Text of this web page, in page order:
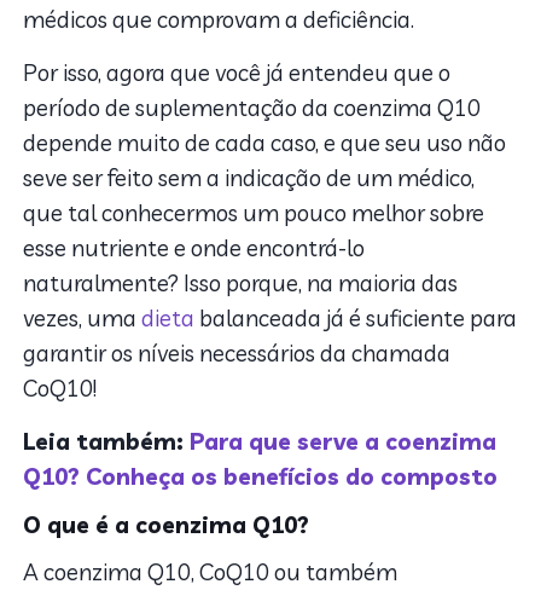
médicos que comprovam a deficiência.
Por isso, agora que você já entendeu que o
período de suplementação da coenzima Q10
depende muito de cada caso, e que seu uso não
seve ser feito sem a indicação de um médico,
que tal conhecermos um pouco melhor sobre
esse nutriente e onde encontrá-lo
naturalmente? Isso porque, na maioria das
vezes, umadieta balanceada já é suficiente para
garantir os níveis necessários da chamada
CoQ10!
Leia também: Para que serve a coenzima
Q10? Conheça os benefícios do composto
O que é a coenzima Q10?
A coenzima Q10, CoQ10 ou também